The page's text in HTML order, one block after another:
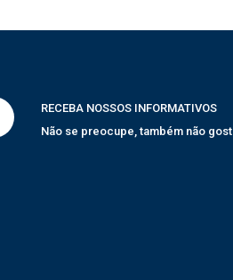
RECEBA NOSSOS INFORMATIVOS
Não se preocupe, também não